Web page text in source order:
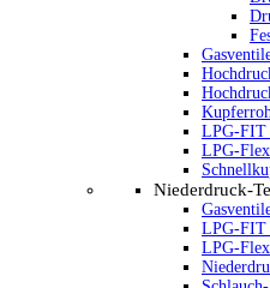
LPG-FIT
LPG-
Niederdruck-
LPG-FIT
LPG-